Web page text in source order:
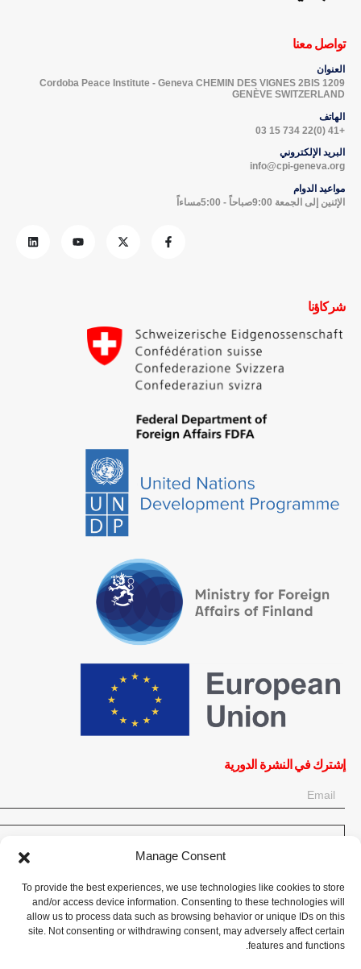
Manage Consent
To provide the best experiences, we use technologies like cookies to store
and/or access device information. Consenting to these technologies will
allow us to process data such as browsing behavior or unique IDs on this
site. Not consenting or withdrawing consent, may adversely affect certain
features and functions.
تواصل معنا
العنوان
Cordoba Peace Institute - Geneva CHEMIN DES VIGNES 2BIS 1209
GENÈVE SWITZERLAND
الهاتف
+41 (0)22 734 15 03
البريد الإلكتروني
info@cpi-geneva.org
مواعيد الدوام
الإثنين إلى الجمعة 9:00صباحاً - 5:00مساءاً
شركاؤنا
إشترك في النشرة الدورية
على النشرة الإخبارية:
تبرع الآن